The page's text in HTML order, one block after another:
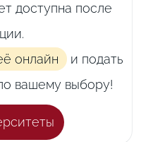
доступна после
онлайн
и подать
вашему выбору!